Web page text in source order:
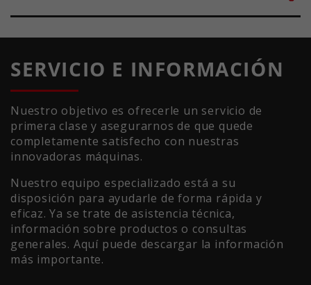
SERVICIO E INFORMACIÓN
Nuestro objetivo es ofrecerle un servicio de
primera clase y asegurarnos de que quede
completamente satisfecho con nuestras
innovadoras máquinas.
Nuestro equipo especializado está a su
disposición para ayudarle de forma rápida y
eficaz. Ya se trate de asistencia técnica,
información sobre productos o consultas
generales. Aquí puede descargar la información
más importante.